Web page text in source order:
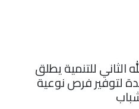
الثاني للتنمية يطلق
لتوفير فرص نوعية